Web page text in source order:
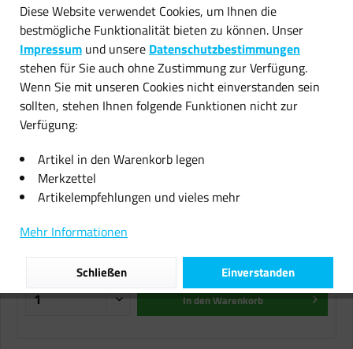
Original Brother
Beschriftungsband TC-301 für P-
Touch 2000 3000 500 5000
19,15 € *
inkl. MwSt.zzgl. Versandkosten
Sofort versandfertig, Lieferzeit ca. 1-2 Werktage
In denWarenkorb
Diese Website verwendet Cookies, um Ihnen die
bestmögliche Funktionalität bieten zu können. Unser
Impressum und unsere Datenschutzbestimmungen
stehen für Sie auch ohne Zustimmung zur Verfügung.
Wenn Sie mit unseren Cookies nicht einverstanden sein
sollten, stehen Ihnen folgende Funktionen nicht zur
Verfügung:
Artikel in den Warenkorb legen
Merkzettel
Artikelempfehlungen und vieles mehr
Mehr Informationen
Einverstanden
Schließen